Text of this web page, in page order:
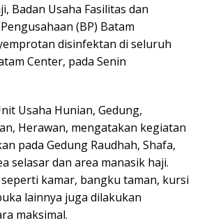
Badan Usaha Fasilitas dan
(BP) Batam
disinfektan di seluruh
Center, pada Senin
Usaha Hunian, Gedung,
Herawan, mengatakan kegiatan
pada Gedung Raudhah, Shafa,
selasar dan area manasik haji.
kamar, bangku taman, kursi
lainnya juga dilakukan
maksimal.